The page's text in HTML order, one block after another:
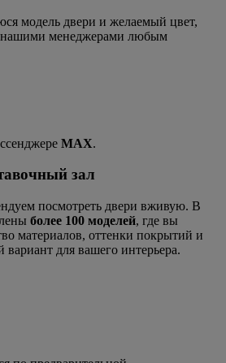
модель двери и желаемый цвет,
нашими менеджерами любым
MAX.
зал
посмотреть двери вживую. В
более 100 моделей, где вы
материалов, оттенки покрытий и
для вашего интерьера.